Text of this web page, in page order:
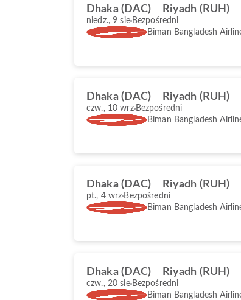
Dhaka (DAC) Riyadh (RUH)
niedz., 9 sie Bezpośredni
Biman Bangladesh
Dhaka (DAC) Riyadh (RUH)
czw., 10 wrz Bezpośredni
Biman Bangladesh
Dhaka (DAC) Riyadh (RUH)
pt., 4 wrz Bezpośredni
Biman Bangladesh
Dhaka (DAC) Riyadh (RUH)
czw., 20 sie Bezpośredni
Biman Bangladesh